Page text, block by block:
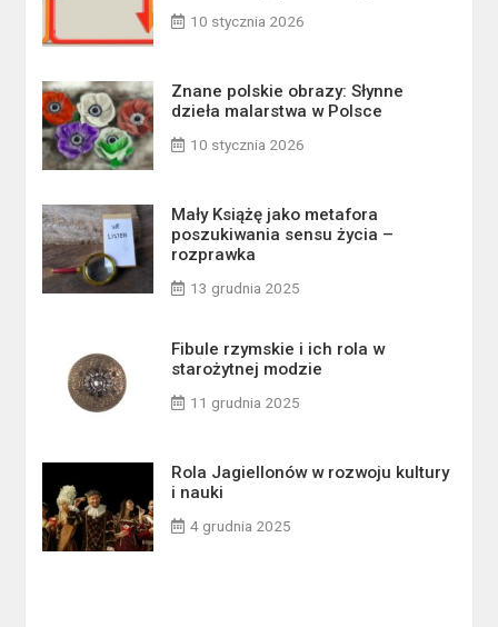
10 stycznia 2026
Znane polskie obrazy: Słynne
dzieła malarstwa w Polsce
10 stycznia 2026
Mały Książę jako metafora
poszukiwania sensu życia –
rozprawka
13 grudnia 2025
Fibule rzymskie i ich rola w
starożytnej modzie
11 grudnia 2025
Rola Jagiellonów w rozwoju kultury
i nauki
4 grudnia 2025